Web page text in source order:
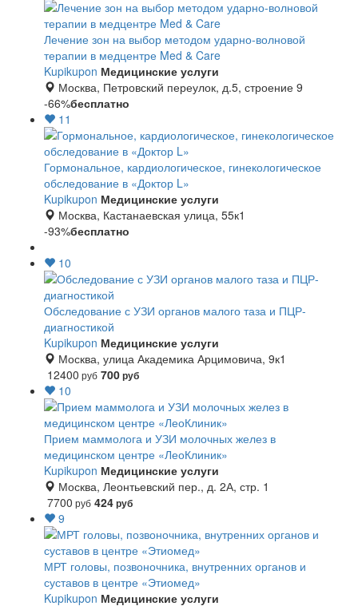
Лечение зон на выбор методом ударно-волновой
терапии в медцентре Med & Care
Kupikupon Медицинские услуги
Москва, Петровский переулок, д.5, строение 9
-66%бесплатно
11
Гормональное, кардиологическое, гинекологическое
обследование в «Доктор L»
Kupikupon Медицинские услуги
Москва, Кастанаевская улица, 55к1
-93%бесплатно
10
Обследование с УЗИ органов малого таза и ПЦР-
диагностикой
Kupikupon Медицинские услуги
Москва, улица Академика Арцимовича, 9к1
12400 руб 700руб
10
Прием маммолога и УЗИ молочных желез в
медицинском центре «ЛеоКлиник»
Kupikupon Медицинские услуги
Москва, Леонтьевский пер., д. 2А, стр. 1
7700 руб 424руб
9
МРТ головы, позвоночника, внутренних органов и
суставов в центре «Этиомед»
Kupikupon Медицинские услуги